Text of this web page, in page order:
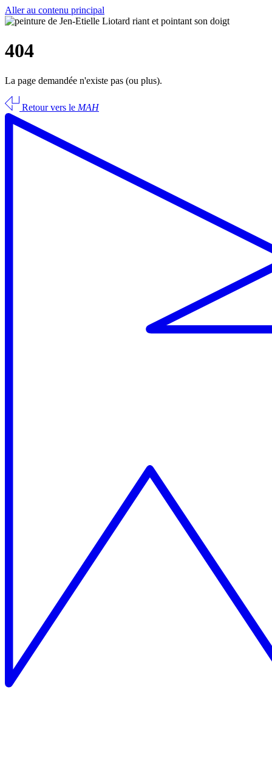
Aller au contenu principal
404
La page demandée n'existe pas (ou plus).
Retour vers le MAH